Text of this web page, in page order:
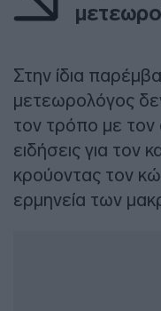
Στην ίδια
μετεωρολόγος
τον τρόπο με τον
ειδήσεις για τον
κρούοντας τον
ερμηνεία των